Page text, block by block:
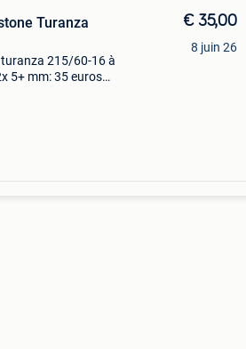
Turanza
215/60-16 à
5+ mm: 35 euros
€ 35,00
8 juin 26